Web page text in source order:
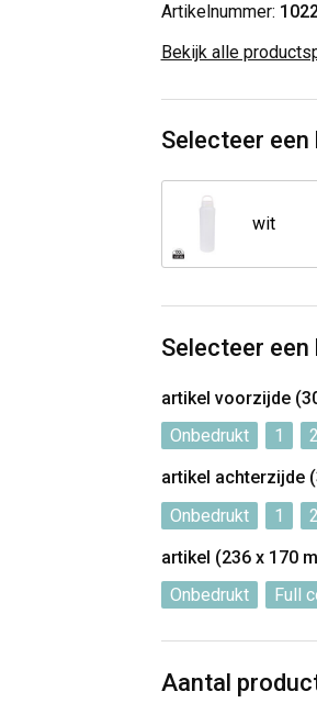
Artikelnummer:
Bekijk alle
Selecteer een
wit
Selecteer een
artikel voorzijde
Onbedrukt
1 2
artikel achterzijde
Onbedrukt
1 2
artikel (236 x 170
Onbedrukt
Full
Aantal